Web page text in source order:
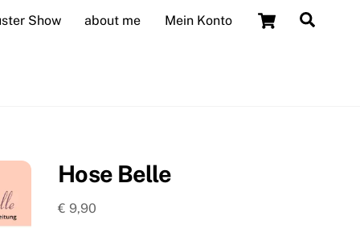
Cart
Show about me Mein Konto
Hose Belle
€ 9,90